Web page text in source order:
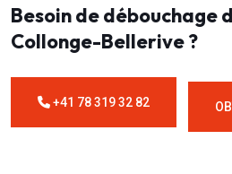
Besoin de débouchage
Collonge-Bellerive ?
+41 78 319 32 82